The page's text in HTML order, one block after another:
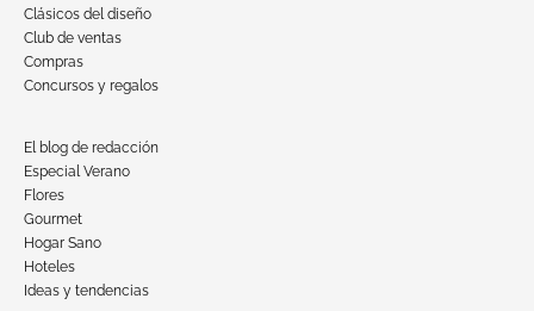
Clásicos del diseño
Club de ventas
Compras
Concursos y regalos
El blog de redacción
Especial Verano
Flores
Gourmet
Hogar Sano
Hoteles
Ideas y tendencias